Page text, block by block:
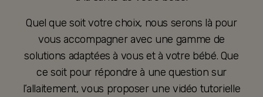
Quel que soit votre choix, nous serons là pour
vous accompagner avec une gamme de
solutions adaptées à vous et à votre bébé. Que
ce soit pour répondre à une question sur
l’allaitement, vous proposer une vidéo tutorielle